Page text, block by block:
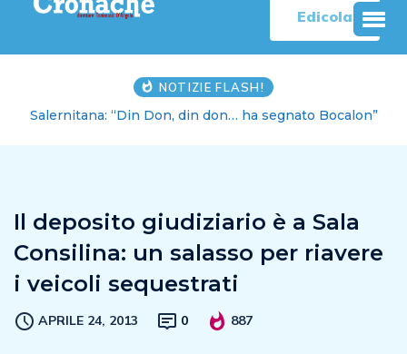
Edicola
NOTIZIE FLASH!
Salernitana: “Din Don, din don… ha segnato Bocalon”
Il deposito giudiziario è a Sala
Consilina: un salasso per riavere
i veicoli sequestrati
APRILE 24, 2013 0 887